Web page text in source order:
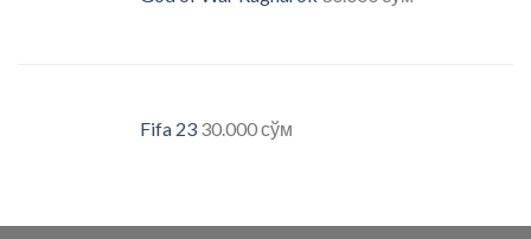
Fifa 23 30.000сўм